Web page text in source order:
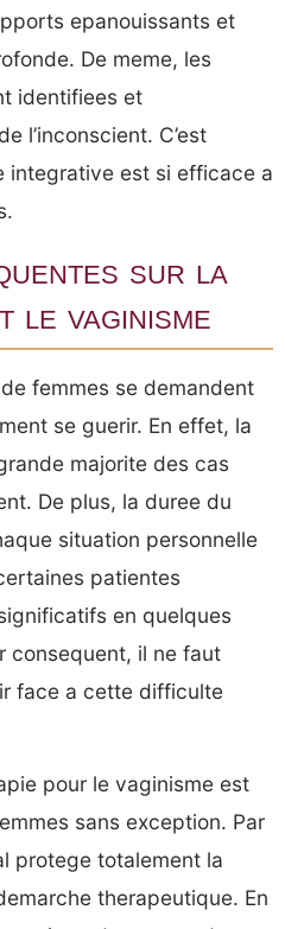
epanouissants et
De meme, les
identifiees et
l’inconscient. C’est
integrative est si efficace a
sur la
le vaginisme
femmes se demandent
se guerir. En effet, la
majorite des cas
De plus, la duree du
situation personnelle
patientes
en quelques
consequent, il ne faut
face a cette difficulte
pour le vaginisme est
sans exception. Par
protege totalement la
therapeutique. En